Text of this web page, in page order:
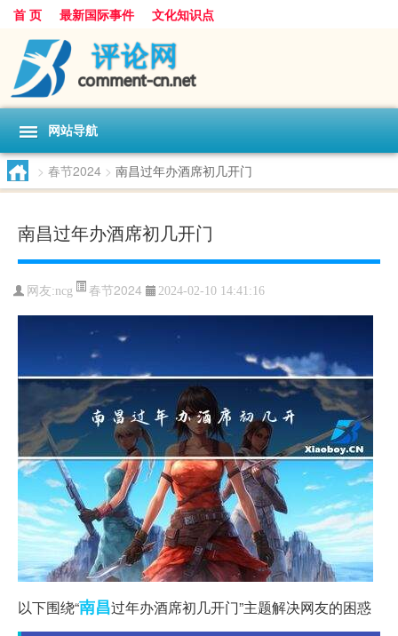
首 页 最新国际事件 文化知识点
网站导航
> 春节2024 > 南昌过年办酒席初几开门
南昌过年办酒席初几开门
网友:ncg 春节2024 2024-02-10 14:41:16
以下围绕“南昌过年办酒席初几开门”主题解决网友的困惑